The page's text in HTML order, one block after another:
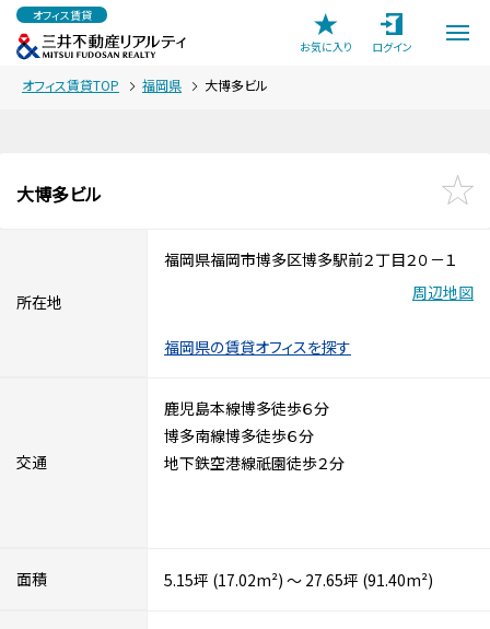
オフィス賃貸
お気に入り
ログイン
オフィス賃貸TOP 福岡県 大博多ビル
大博多ビル
所在地
福岡県福岡市博多区博多駅前２丁目２０－１
周辺地図
福岡県の賃貸オフィスを探す
交通
鹿児島本線博多徒歩６分
博多南線博多徒歩６分
地下鉄空港線祇園徒歩２分
面積 5.15坪 (17.02m²) ～ 27.65坪 (91.40m²)